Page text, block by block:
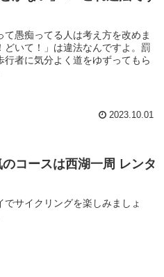
愚痴ってる人は考え方を改めま
どいて！」は違法なんですよ。罰
者に気分よく道をゆずってもら
2023.10.01
コースは西湖一周 レンタ
サイクリングを楽しみましょ